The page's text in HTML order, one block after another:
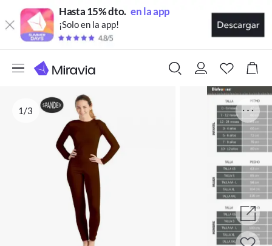
Hasta 15% dto. en la app
¡Solo en la app!
1/3